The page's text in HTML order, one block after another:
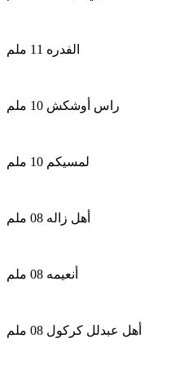
الفدره 11 ملم
راس أوشكش 10 ملم
لمسيكم 10 ملم
أهل زاله 08 ملم
أنعيمه 08 ملم
أهل عبدلل كركول 08 ملم